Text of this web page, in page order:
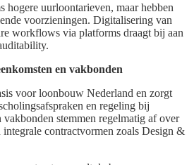
hogere uurloontarieven, maar hebben
voorzieningen. Digitalisering van
workflows via platforms draagt bij aan
en vakbonden
voor loonbouw Nederland en zorgt
en regeling bij
stemmen regelmatig af over
integrale contractvormen zoals Design &